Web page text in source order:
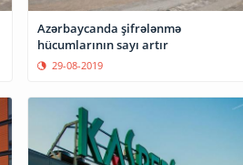
Azərbaycanda şifrələnmə
hücumlarının sayı artır
29-08-2019